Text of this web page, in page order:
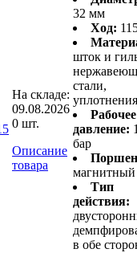
На складе:
09.08.2026
0 шт.
Описание
товара
32 мм
Ход:
шток и
стали,
Рабочее
давление:
бар
магнитный
Тип
действия:
в обе